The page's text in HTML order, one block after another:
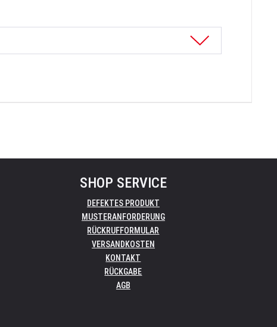
SHOP SERVICE
DEFEKTES PRODUKT
MUSTERANFORDERUNG
RÜCKRUFFORMULAR
VERSANDKOSTEN
KONTAKT
RÜCKGABE
AGB